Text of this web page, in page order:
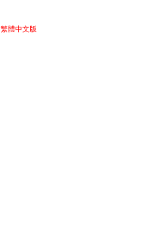
繁體中文版